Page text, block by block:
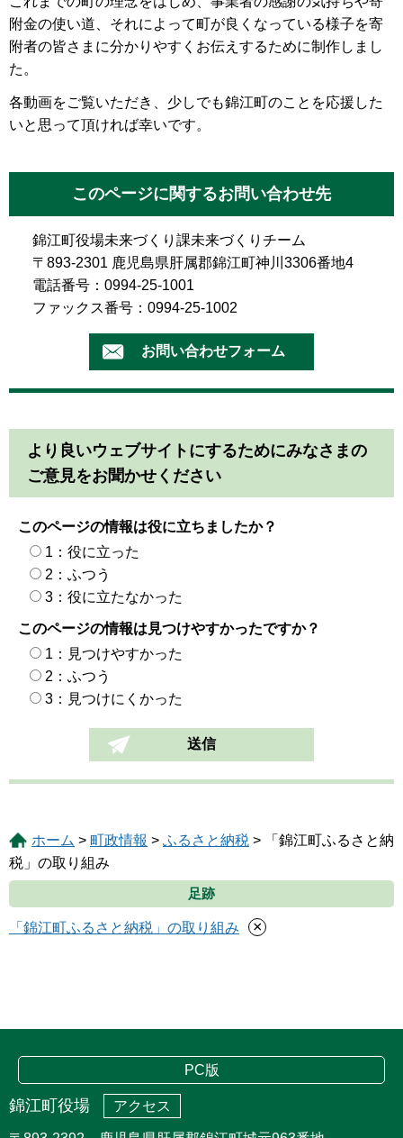
附金の使い道、それによって町が良くなっている様子を寄
附者の皆さまに分かりやすくお伝えするために制作しまし
た。
各動画をご覧いただき、少しでも錦江町のことを応援した
いと思って頂ければ幸いです。
このページに関するお問い合わせ先
錦江町役場未来づくり課未来づくりチーム
〒893-2301 鹿児島県肝属郡錦江町神川3306番地4
電話番号：0994-25-1001
ファックス番号：0994-25-1002
より良いウェブサイトにするためにみなさまの
ご意見をお聞かせください
このページの情報は役に立ちましたか？
1：役に立った
2：ふつう
3：役に立たなかった
このページの情報は見つけやすかったですか？
1：見つけやすかった
2：ふつう
3：見つけにくかった
ホーム > 町政情報 > ふるさと納税 > 「錦江町ふるさと納
税」の取り組み
足跡
「錦江町ふるさと納税」の取り組み ×
PC版
錦江町役場 アクセス